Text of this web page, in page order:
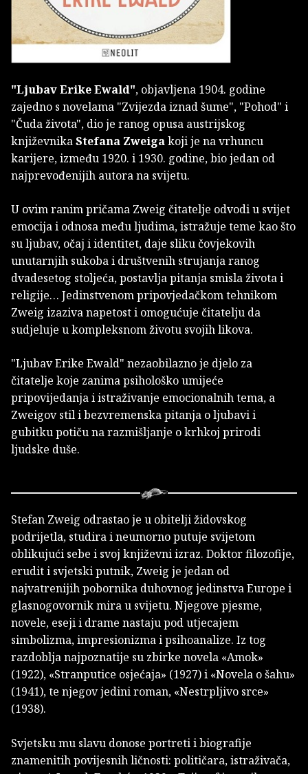
"Ljubav Erike Ewald", objavljena 1904. godine
zajedno s novelama "Zvijezda iznad šume", "Pohod" i
"Čuda života", dio je ranog opusa austrijskog
književnikaStefana Zweigakoji je na vrhuncu
karijere, između 1920. i 1930. godine, bio jedan od
najprevođenijih autora na svijetu.
U ovim ranim pričama Zweig čitatelje odvodi u svijet
emocija i odnosa među ljudima, istražuje teme kao što
su ljubav, očaj i identitet, daje sliku čovjekovih
unutarnjih sukoba i društvenih strujanja ranog
dvadesetog stoljeća, postavlja pitanja smisla života i
religije… Jedinstvenom pripovjedačkom tehnikom
Zweig izaziva napetost i omogućuje čitatelju da
sudjeluje u kompleksnom životu svojih likova.
"Ljubav Erike Ewald" nezaobilazno je djelo za
čitatelje koje zanima psihološko umijeće
pripovijedanja i istraživanje emocionalnih tema, a
Zweigov stil i bezvremenska pitanja o ljubavi i
gubitku potiču na razmišljanje o krhkoj prirodi
ljudske duše.
Stefan Zweig odrastao je u obitelji židovskog
podrijetla, studira i neumorno putuje svijetom
oblikujući sebe i svoj književni izraz. Doktor filozofije,
erudit i svjetski putnik, Zweig je jedan od
najvatrenijih pobornika duhovnog jedinstva Europe i
glasnogovornik mira u svijetu. Njegove pjesme,
novele, eseji i drame nastaju pod utjecajem
simbolizma, impresionizma i psihoanalize. Iz tog
razdoblja najpoznatije su zbirke novela «Amok»
(1922), «Stranputice osjećaja» (1927) i «Novela o šahu»
(1941), te njegov jedini roman, «Nestrpljivo srce»
(1938).
Svjetsku mu slavu donose portreti i biografije
znamenitih povijesnih ličnosti: političara, istraživača,